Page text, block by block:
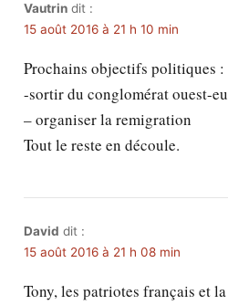
Vautrin dit :
15 août 2016 à 21 h 10 min
Prochains objectifs politiques :
-sortir du conglomérat ouest-
– organiser la remigration
Tout le reste en découle.
David dit :
15 août 2016 à 21 h 08 min
Tony, les patriotes français et